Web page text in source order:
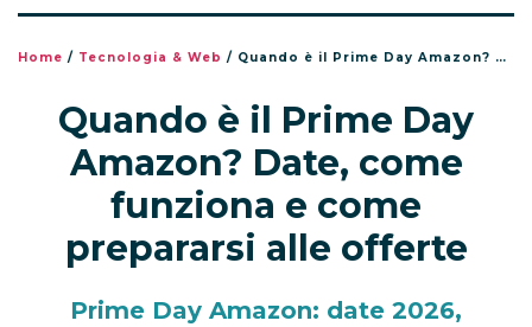
Home / Tecnologia & Web / Quando è il Prime Day Amazon? Date, come funziona e come prepararsi alle offerte
Quando è il Prime Day
Amazon? Date, come
funziona e come
prepararsi alle offerte
Prime Day Amazon: date 2026,